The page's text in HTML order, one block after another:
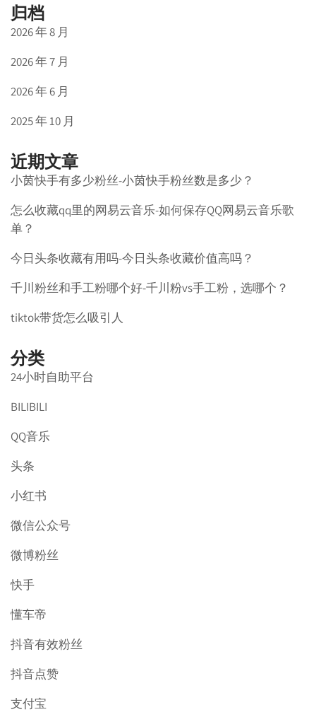
归档
2026 年 8 月
2026 年 7 月
2026 年 6 月
2025 年 10 月
近期文章
小茵快手有多少粉丝-小茵快手粉丝数是多少？
怎么收藏qq里的网易云音乐-如何保存QQ网易云音乐歌
单？
今日头条收藏有用吗-今日头条收藏价值高吗？
千川粉丝和手工粉哪个好-千川粉vs手工粉，选哪个？
tiktok带货怎么吸引人
分类
24小时自助平台
BILIBILI
QQ音乐
头条
小红书
微信公众号
微博粉丝
快手
懂车帝
抖音有效粉丝
抖音点赞
支付宝